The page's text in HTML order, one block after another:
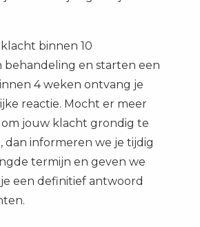
binnen 10
behandeling en starten een
4 weken ontvang je
reactie. Mocht er meer
jouw klacht grondig te
dan informeren we je tijdig
termijn en geven we
een definitief antwoord